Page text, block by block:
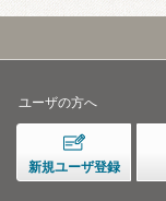
ユーザの方へ
新規ユーザ登録